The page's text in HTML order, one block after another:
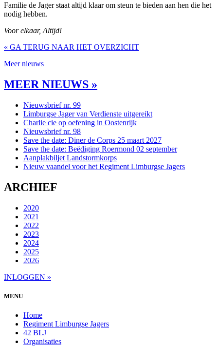
Familie de Jager staat altijd klaar om steun te bieden aan hen die het
nodig hebben.
Voor elkaar, Altijd!
« GA TERUG NAAR HET OVERZICHT
Meer nieuws
MEER NIEUWS »
Nieuwsbrief nr. 99
Limburgse Jager van Verdienste uitgereikt
Charlie cie op oefening in Oostenrijk
Nieuwsbrief nr. 98
Save the date: Diner de Corps 25 maart 2027
Save the date: Beëdiging Roermond 02 september
Aanplakbiljet Landstormkorps
Nieuw vaandel voor het Regiment Limburgse Jagers
ARCHIEF
2020
2021
2022
2023
2024
2025
2026
INLOGGEN »
MENU
Home
Regiment Limburgse Jagers
42 BLJ
Organisaties